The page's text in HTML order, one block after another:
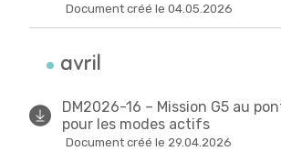
Document créé le 04.05.2026
avril
DM2026-16 – Mission G5 au
pour les modes actifs
Document créé le 29.04.2026